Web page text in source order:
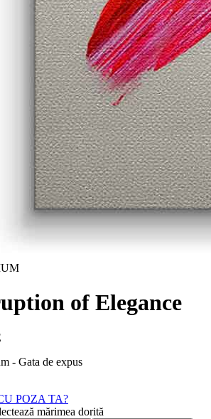
of Elegance
- Gata de expus
POZA TA?
mărimea dorită